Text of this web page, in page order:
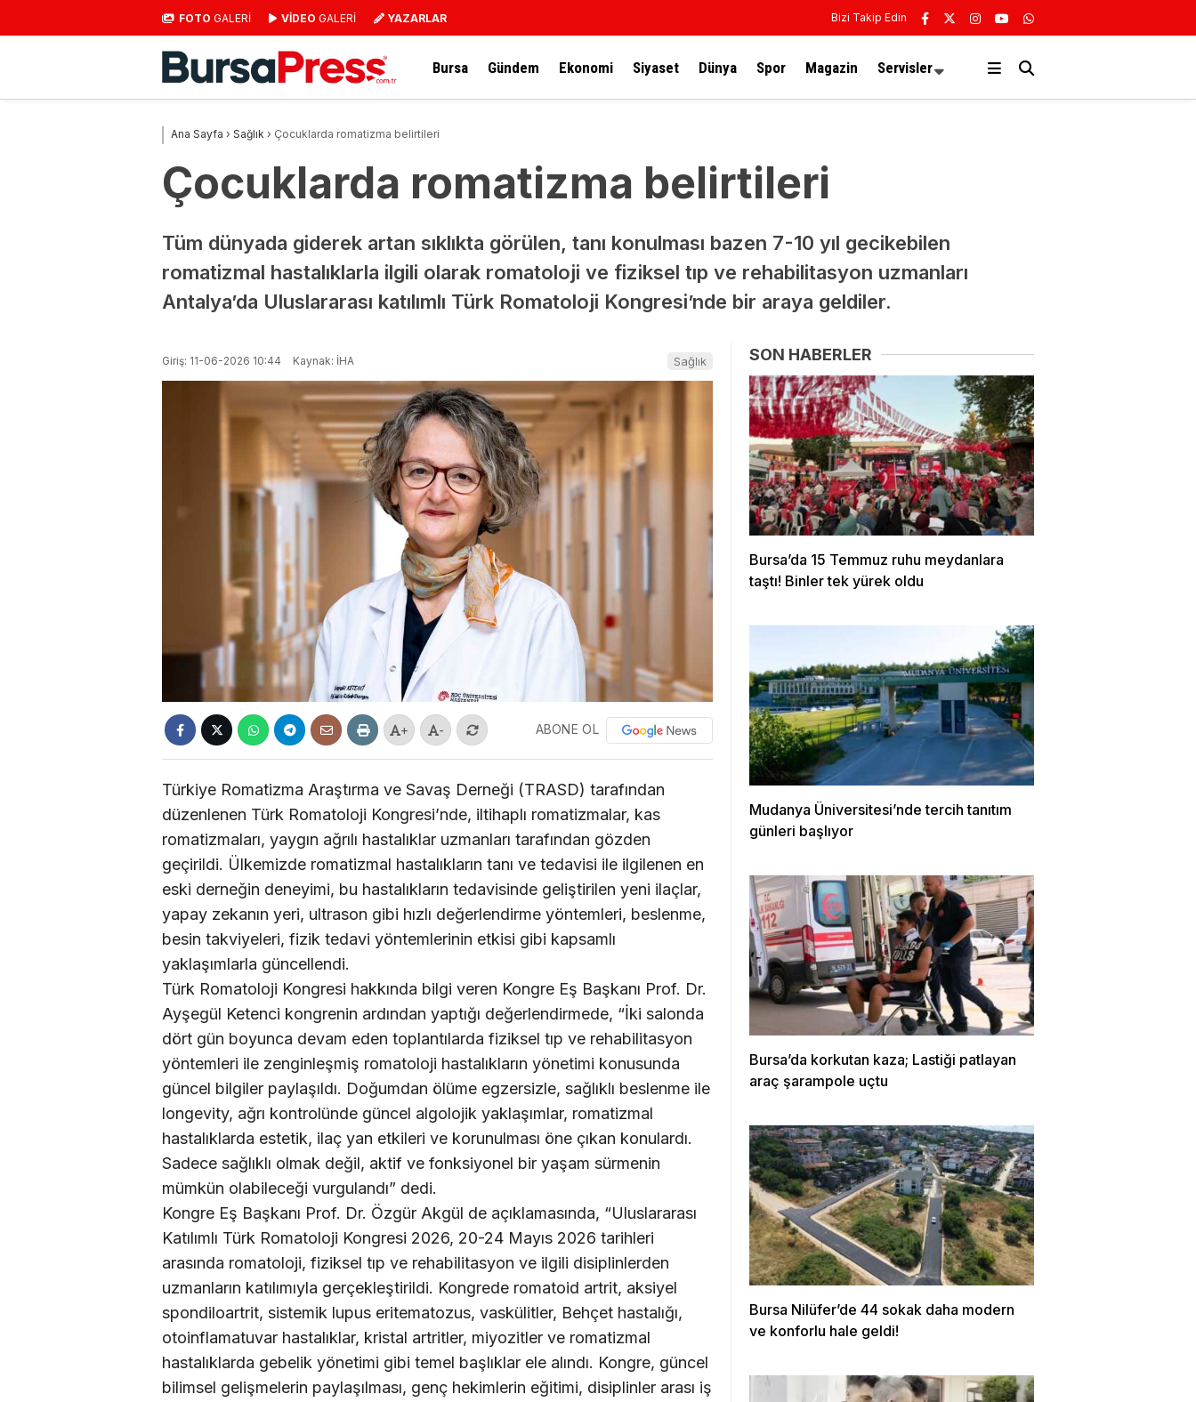
FOTO GALERİ VİDEO GALERİ YAZARLAR Bizi Takip Edin
Bursa Gündem Ekonomi Siyaset Dünya Spor Magazin Servisler
Ana Sayfa › Sağlık › Çocuklarda romatizma belirtileri
Çocuklarda romatizma belirtileri
Tüm dünyada giderek artan sıklıkta görülen, tanı konulması bazen 7-10 yıl gecikebilen
romatizmal hastalıklarla ilgili olarak romatoloji ve fiziksel tıp ve rehabilitasyon uzmanları
Antalya’da Uluslararası katılımlı Türk Romatoloji Kongresi’nde bir araya geldiler.
Giriş: 11-06-2026 10:44 Kaynak: İHA Sağlık
+ - ABONE OL
Türkiye Romatizma Araştırma ve Savaş Derneği (TRASD) tarafından
düzenlenen Türk Romatoloji Kongresi’nde, iltihaplı romatizmalar, kas
romatizmaları, yaygın ağrılı hastalıklar uzmanları tarafından gözden
geçirildi. Ülkemizde romatizmal hastalıkların tanı ve tedavisi ile ilgilenen en
eski derneğin deneyimi, bu hastalıkların tedavisinde geliştirilen yeni ilaçlar,
yapay zekanın yeri, ultrason gibi hızlı değerlendirme yöntemleri, beslenme,
besin takviyeleri, fizik tedavi yöntemlerinin etkisi gibi kapsamlı
yaklaşımlarla güncellendi.
Türk Romatoloji Kongresi hakkında bilgi veren Kongre Eş Başkanı Prof. Dr.
Ayşegül Ketenci kongrenin ardından yaptığı değerlendirmede, “İki salonda
dört gün boyunca devam eden toplantılarda fiziksel tıp ve rehabilitasyon
yöntemleri ile zenginleşmiş romatoloji hastalıkların yönetimi konusunda
güncel bilgiler paylaşıldı. Doğumdan ölüme egzersizle, sağlıklı beslenme ile
longevity, ağrı kontrolünde güncel algolojik yaklaşımlar, romatizmal
hastalıklarda estetik, ilaç yan etkileri ve korunulması öne çıkan konulardı.
Sadece sağlıklı olmak değil, aktif ve fonksiyonel bir yaşam sürmenin
mümkün olabileceği vurgulandı” dedi.
Kongre Eş Başkanı Prof. Dr. Özgür Akgül de açıklamasında, “Uluslararası
Katılımlı Türk Romatoloji Kongresi 2026, 20-24 Mayıs 2026 tarihleri
arasında romatoloji, fiziksel tıp ve rehabilitasyon ve ilgili disiplinlerden
uzmanların katılımıyla gerçekleştirildi. Kongrede romatoid artrit, aksiyel
spondiloartrit, sistemik lupus eritematozus, vaskülitler, Behçet hastalığı,
otoinflamatuvar hastalıklar, kristal artritler, miyozitler ve romatizmal
hastalıklarda gebelik yönetimi gibi temel başlıklar ele alındı. Kongre, güncel
bilimsel gelişmelerin paylaşılması, genç hekimlerin eğitimi, disiplinler arası iş
SON HABERLER
Bursa’da 15 Temmuz ruhu meydanlara
taştı! Binler tek yürek oldu
Mudanya Üniversitesi’nde tercih tanıtım
günleri başlıyor
Bursa’da korkutan kaza; Lastiği patlayan
araç şarampole uçtu
Bursa Nilüfer’de 44 sokak daha modern
ve konforlu hale geldi!